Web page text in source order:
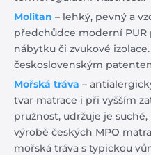
Molitan – lehký, pevný a
předchůdce moderní PUR
nábytku či zvukové
československým
Mořská tráva –
tvar matrace i při vyšším
pružnost, udržuje je
výrobě českých MPO
mořská tráva s typickou